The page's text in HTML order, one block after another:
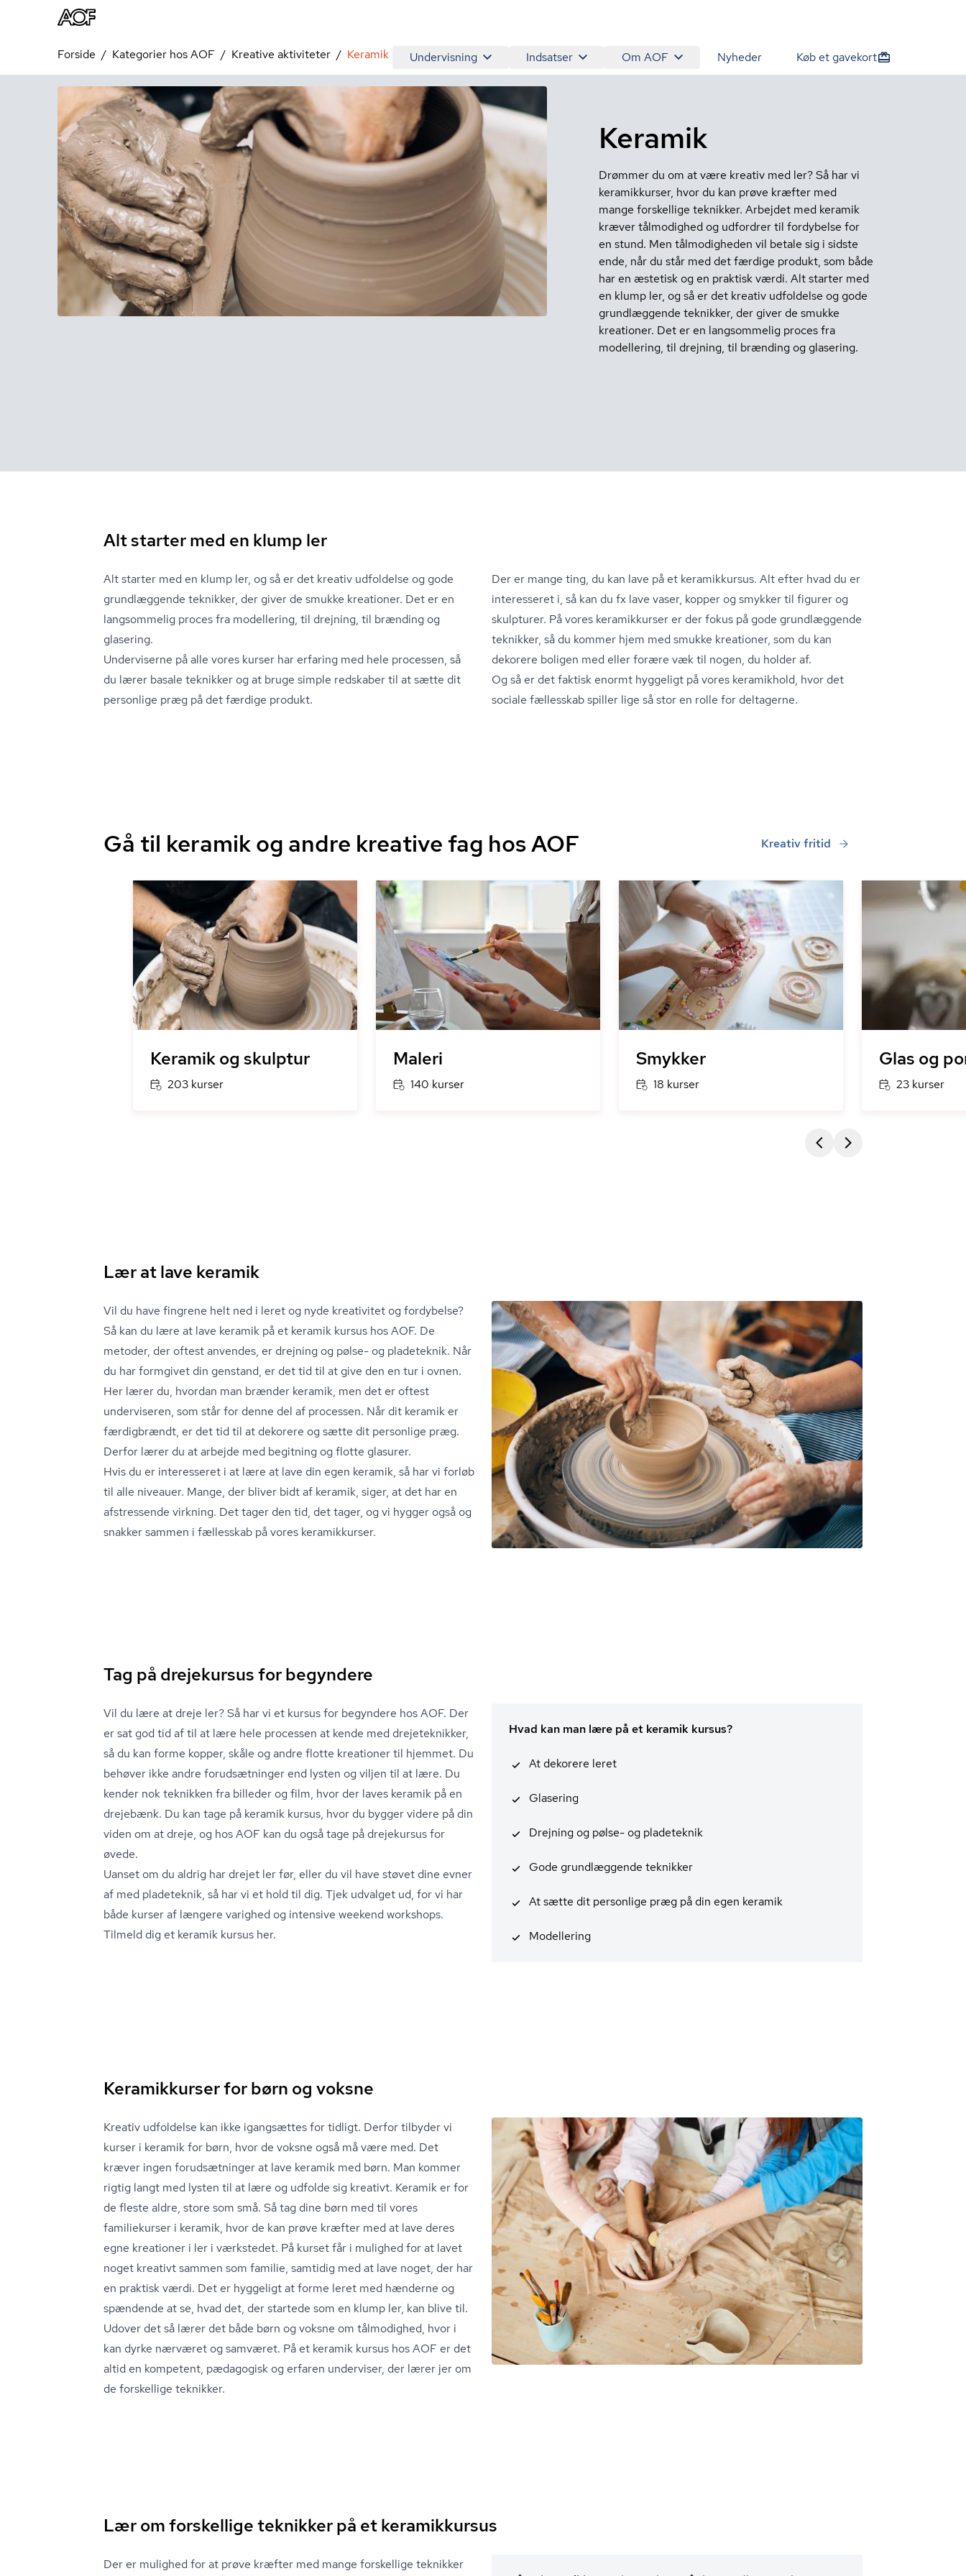
Undervisning Indsatser Om AOF Nyheder Køb et gavekort
Forside Kategorier hos AOF Kreative aktiviteter Keramik og skulptur
Keramik
Drømmer du om at være kreativ med ler? Så har vi
keramikkurser, hvor du kan prøve kræfter med
mange forskellige teknikker. Arbejdet med keramik
kræver tålmodighed og udfordrer til fordybelse for
en stund. Men tålmodigheden vil betale sig i sidste
ende, når du står med det færdige produkt, som både
har en æstetisk og en praktisk værdi. Alt starter med
en klump ler, og så er det kreativ udfoldelse og gode
grundlæggende teknikker, der giver de smukke
kreationer. Det er en langsommelig proces fra
modellering, til drejning, til brænding og glasering.
Alt starter med en klump ler
Alt starter med en klump ler, og så er det kreativ udfoldelse og gode
grundlæggende teknikker, der giver de smukke kreationer. Det er en
langsommelig proces fra modellering, til drejning, til brænding og
glasering.
Underviserne på alle vores kurser har erfaring med hele processen, så
du lærer basale teknikker og at bruge simple redskaber til at sætte dit
personlige præg på det færdige produkt.
Der er mange ting, du kan lave på et keramikkursus. Alt efter hvad du er
interesseret i, så kan du fx lave vaser, kopper og smykker til figurer og
skulpturer. På vores keramikkurser er der fokus på gode grundlæggende
teknikker, så du kommer hjem med smukke kreationer, som du kan
dekorere boligen med eller forære væk til nogen, du holder af.
Og så er det faktisk enormt hyggeligt på vores keramikhold, hvor det
sociale fællesskab spiller lige så stor en rolle for deltagerne.
Gå til keramik og andre kreative fag hos AOF Kreativ fritid
Keramik og skulptur
203 kurser
Maleri
140 kurser
Smykker
18 kurser
Glas og
23 kurser
Lær at lave keramik
Vil du have fingrene helt ned i leret og nyde kreativitet og fordybelse?
Så kan du lære at lave keramik på et keramik kursus hos AOF. De
metoder, der oftest anvendes, er drejning og pølse- og pladeteknik. Når
du har formgivet din genstand, er det tid til at give den en tur i ovnen.
Her lærer du, hvordan man brænder keramik, men det er oftest
underviseren, som står for denne del af processen. Når dit keramik er
færdigbrændt, er det tid til at dekorere og sætte dit personlige præg.
Derfor lærer du at arbejde med begitning og flotte glasurer.
Hvis du er interesseret i at lære at lave din egen keramik, så har vi forløb
til alle niveauer. Mange, der bliver bidt af keramik, siger, at det har en
afstressende virkning. Det tager den tid, det tager, og vi hygger også og
snakker sammen i fællesskab på vores keramikkurser.
Tag på drejekursus for begyndere
Vil du lære at dreje ler? Så har vi et kursus for begyndere hos AOF. Der
er sat god tid af til at lære hele processen at kende med drejeteknikker,
så du kan forme kopper, skåle og andre flotte kreationer til hjemmet. Du
behøver ikke andre forudsætninger end lysten og viljen til at lære. Du
kender nok teknikken fra billeder og film, hvor der laves keramik på en
drejebænk. Du kan tage på keramik kursus, hvor du bygger videre på din
viden om at dreje, og hos AOF kan du også tage på drejekursus for
øvede.
Uanset om du aldrig har drejet ler før, eller du vil have støvet dine evner
af med pladeteknik, så har vi et hold til dig. Tjek udvalget ud, for vi har
både kurser af længere varighed og intensive weekend workshops.
Tilmeld dig et keramik kursus her.
Hvad kan man lære på et keramik kursus?
At dekorere leret
Glasering
Drejning og pølse- og pladeteknik
Gode grundlæggende teknikker
At sætte dit personlige præg på din egen keramik
Modellering
Keramikkurser for børn og voksne
Kreativ udfoldelse kan ikke igangsættes for tidligt. Derfor tilbyder vi
kurser i keramik for børn, hvor de voksne også må være med. Det
kræver ingen forudsætninger at lave keramik med børn. Man kommer
rigtig langt med lysten til at lære og udfolde sig kreativt. Keramik er for
de fleste aldre, store som små. Så tag dine børn med til vores
familiekurser i keramik, hvor de kan prøve kræfter med at lave deres
egne kreationer i ler i værkstedet. På kurset får i mulighed for at lavet
noget kreativt sammen som familie, samtidig med at lave noget, der har
en praktisk værdi. Det er hyggeligt at forme leret med hænderne og
spændende at se, hvad det, der startede som en klump ler, kan blive til.
Udover det så lærer det både børn og voksne om tålmodighed, hvor i
kan dyrke nærværet og samværet. På et keramik kursus hos AOF er det
altid en kompetent, pædagogisk og erfaren underviser, der lærer jer om
de forskellige teknikker.
Lær om forskellige teknikker på et keramikkursus
Der er mulighed for at prøve kræfter med mange forskellige teknikker